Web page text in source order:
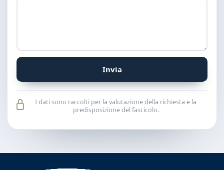
Invia
I dati sono raccolti per la valutazione della richiesta e la
predisposizione del fascicolo.